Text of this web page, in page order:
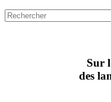
Sur
des